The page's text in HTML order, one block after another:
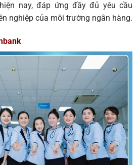
nay, đáp ứng đầy đủ yêu cầu
nghiệp của môi trường ngân hàng.